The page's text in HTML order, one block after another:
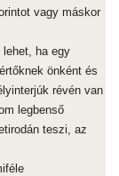
vagy máskor
lehet, ha egy
önként és
révén van
legbenső
teszi, az